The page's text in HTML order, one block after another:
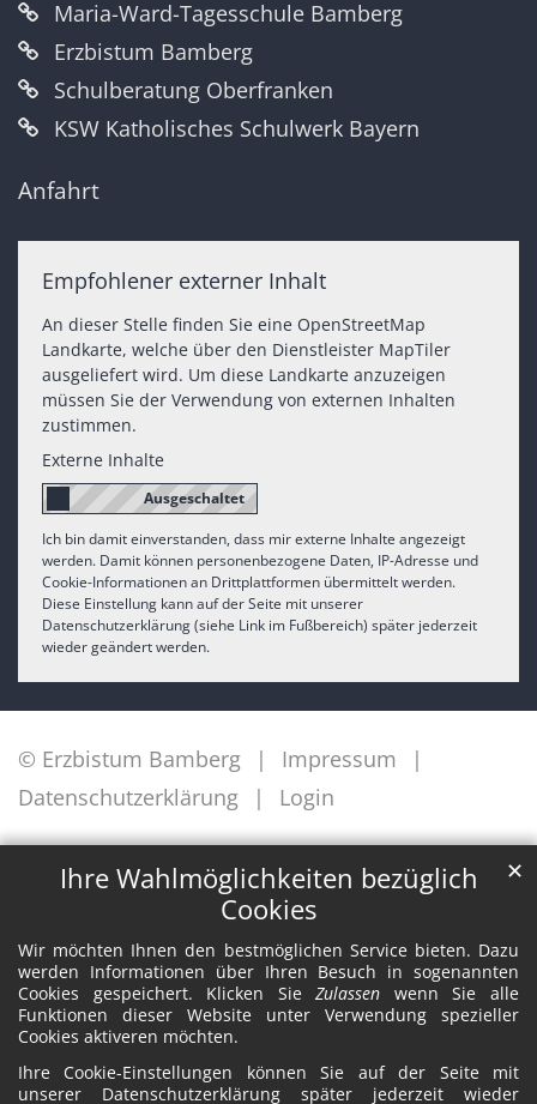
Ihre Wahlmöglichkeiten bezüglich
Cookies
Wir möchten Ihnen den bestmöglichen Service bieten. Dazu
werden Informationen über Ihren Besuch in sogenannten
Cookies gespeichert. Klicken SieZulassen wenn Sie alle
Funktionen dieser Website unter Verwendung spezieller
Cookies aktiveren möchten.
Ihre Cookie-Einstellungen können Sie auf der Seite mit
unserer Datenschutzerklärung später jederzeit wieder
✕
Maria-Ward-Tagesschule Bamberg
Erzbistum Bamberg
Schulberatung Oberfranken
KSW Katholisches Schulwerk Bayern
Anfahrt
Empfohlener externer Inhalt
An dieser Stelle finden Sie eine OpenStreetMap
Landkarte, welche über den Dienstleister MapTiler
ausgeliefert wird. Um diese Landkarte anzuzeigen
müssen Sie der Verwendung von externen Inhalten
zustimmen.
Externe Inhalte
Ich bin damit einverstanden, dass mir externe Inhalte angezeigt
werden. Damit können personenbezogene Daten, IP-Adresse und
Cookie-Informationen an Drittplattformen übermittelt werden.
Diese Einstellung kann auf der Seite mit unserer
Datenschutzerklärung (siehe Link im Fußbereich) später jederzeit
wieder geändert werden.
© Erzbistum Bamberg
Impressum
Datenschutzerklärung
Login